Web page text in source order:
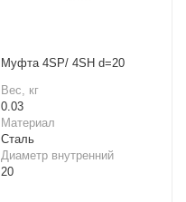
Муфта 4SP/ 4SH d=20
Вес, кг
0.03
Материал
Cталь
Диаметр внутренний
20